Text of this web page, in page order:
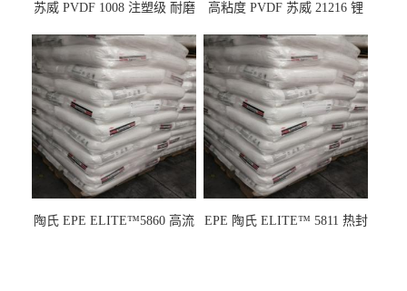
苏威 PVDF 1008 注塑级 耐磨
龙
高粘度 PVDF 苏威 21216 锂
陶氏 EPE ELITE™5860 高流
EPE 陶氏 ELITE™ 5811 热封